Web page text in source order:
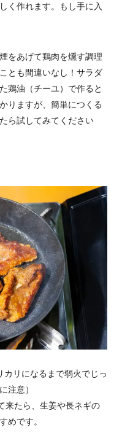
く作れます。もし手に入
をあげて鶏肉を燻す調理
とも間違いなし！サラダ
鶏油（チーユ）で作ると
りますが、簡単につくる
ら試してみてください
カリになるまで弱火でじっ
注意）
来たら、生姜や長ネギの
めです。